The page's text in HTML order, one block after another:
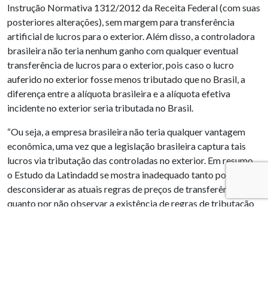
Instrução Normativa 1312/2012 da Receita Federal (com suas
posteriores alterações), sem margem para transferência
artificial de lucros para o exterior. Além disso, a controladora
brasileira não teria nenhum ganho com qualquer eventual
transferência de lucros para o exterior, pois caso o lucro
auferido no exterior fosse menos tributado que no Brasil, a
diferença entre a alíquota brasileira e a alíquota efetiva
incidente no exterior seria tributada no Brasil.
“Ou seja, a empresa brasileira não teria qualquer vantagem
econômica, uma vez que a legislação brasileira captura tais
lucros via tributação das controladas no exterior. Em resumo,
o Estudo da Latindadd se mostra inadequado tanto por
desconsiderar as atuais regras de preços de transferência,
quanto por não observar a existência de regras de tributação